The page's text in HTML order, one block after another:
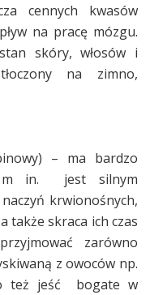
cennych kwasów
na pracę mózgu.
skóry, włosów i
na zimno,
– ma bardzo
m in. jest silnym
krwionośnych,
także skraca ich czas
zarówno
z owoców np.
też jeść bogate w